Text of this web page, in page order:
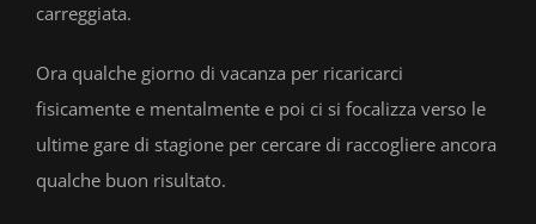
carreggiata.
Ora qualche giorno di vacanza per ricaricarci
fisicamente e mentalmente e poi ci si focalizza verso le
ultime gare di stagione per cercare di raccogliere ancora
qualche buon risultato.